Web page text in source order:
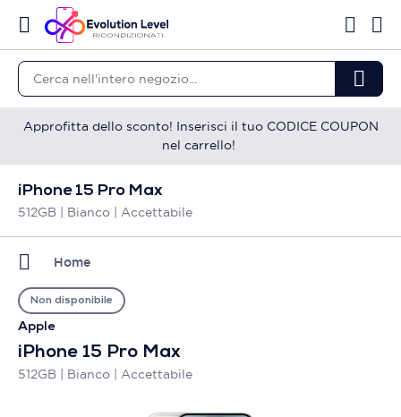
Approfitta dello sconto! Inserisci il tuo CODICE COUPON
nel carrello!
iPhone 15 Pro Max
512GB | Bianco | Accettabile
Home
Apple
iPhone 15 Pro Max
512GB | Bianco | Accettabile
Non disponibile